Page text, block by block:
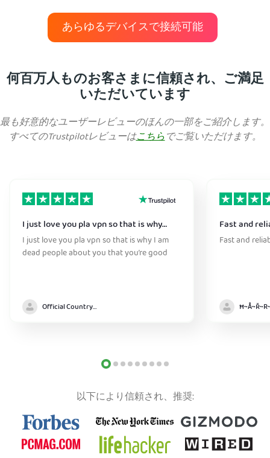
あらゆるデバイスで接続可能
何百万人ものお客さまに信頼され、ご満足
いただいています
最も好意的なユーザーレビューのほんの一部をご紹介します。
すべてのTrustpilotレビューはこちらでご覧いただけます。
I just love you pla vpn so that is why…
I just love you pla vpn so that is why I am
dead people about you that you’re good
Official Country model
Fast and
Fast and
以下により信頼され、推奨: